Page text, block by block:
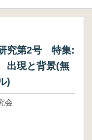
究第2号 特集:
現と背景(無
)
会